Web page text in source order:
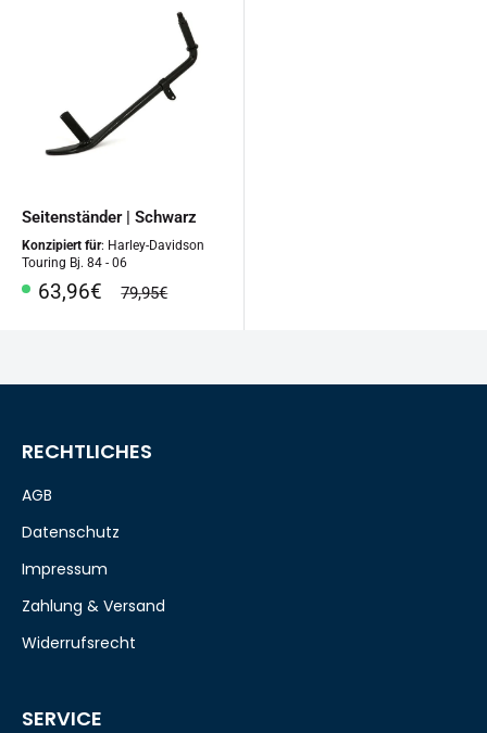
Seitenständer | Schwarz
Konzipiert für: Harley-Davidson
Touring Bj. 84 - 06
Sonderpreis
63,96€ Normalpreis
79,95€
RECHTLICHES
AGB
Datenschutz
Impressum
Zahlung & Versand
Widerrufsrecht
SERVICE